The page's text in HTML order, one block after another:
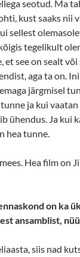
seotud. Ma
kust saaks nii
sellest
tegelikult
et see on sealt
aga ta on.
järgmisel
ja kui vaatan
ühendus. Ja kui
hea tunne.
Hea film on
on ka
ansamblist,
siis nad